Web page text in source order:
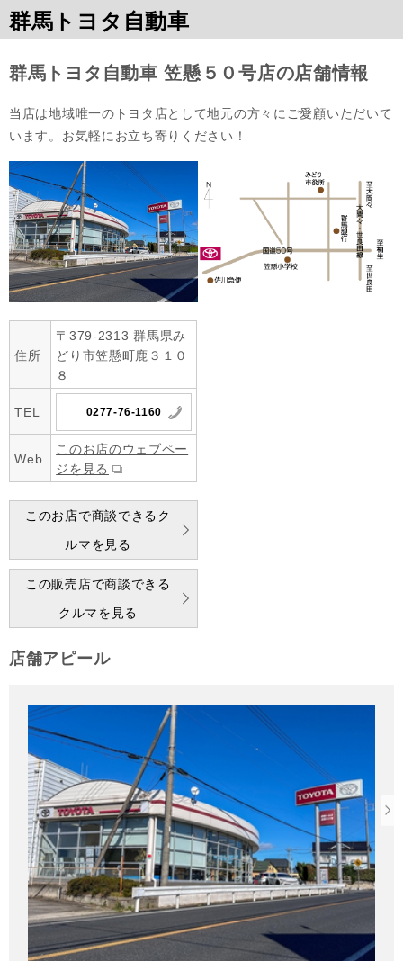
群馬トヨタ自動車
群馬トヨタ自動車 笠懸５０号店の店舗情報
当店は地域唯一のトヨタ店として地元の方々にご愛顧いただいて
います。お気軽にお立ち寄りください！
住所
〒379-2313 群馬県み
どり市笠懸町鹿３１０
８
TEL 0277-76-1160
Web
このお店のウェブペー
ジを見る
このお店で商談できるク
ルマを見る
この販売店で商談できる
クルマを見る
店舗アピール